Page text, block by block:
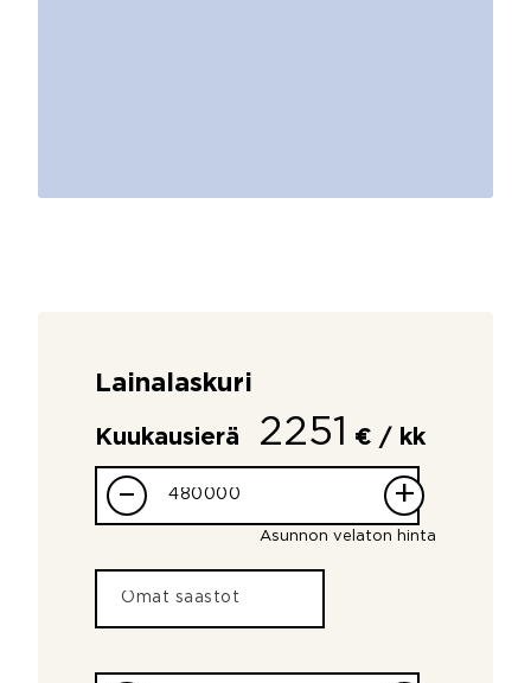
Lainalaskuri
Kuukausierä 2251 € / kk
– +
Asunnon velaton hinta